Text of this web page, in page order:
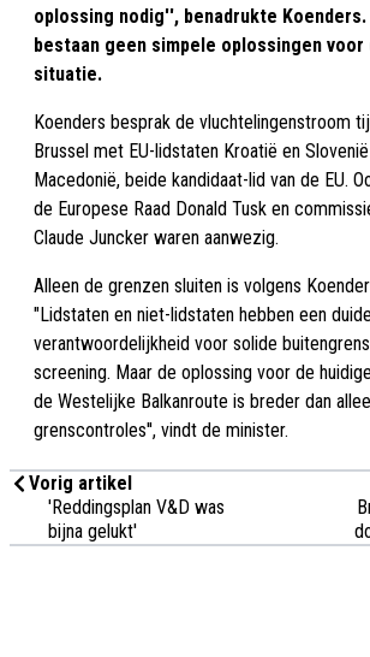
oplossing nodig'', benadrukte
bestaan geen simpele oplossingen voor
situatie.
Koenders besprak de vluchtelingenstroom
Brussel met EU-lidstaten Kroatië en
Macedonië, beide kandidaat-lid van de EU.
de Europese Raad Donald Tusk en
Claude Juncker waren aanwezig.
Alleen de grenzen sluiten is volgens
"Lidstaten en niet-lidstaten hebben een
verantwoordelijkheid voor solide
screening. Maar de oplossing voor de
de Westelijke Balkanroute is breder dan
grenscontroles'', vindt de minister.
Vorig artikel
'Reddingsplan V&D was
bijna gelukt'